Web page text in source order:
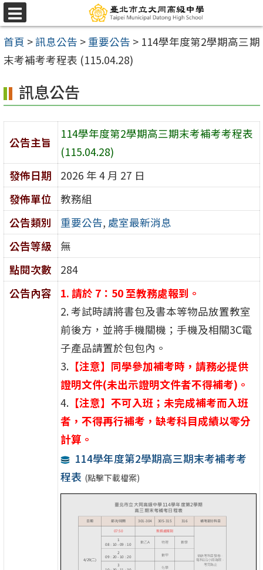
跳
至
主
要
容
區
選
單
首頁 >訊息公告 > 重要公告 > 114學年度第2學期高三期
末考補考考程表 (115.04.28)
訊息公告
公告主旨
114學年度第2學期高三期末考補考考程表
(115.04.28)
發佈日期
2026 年 4 月 27 日
發佈單位
教務組
公告類別
重要公告, 處室最新消息
公告等級
無
點閱次數
284
公告內容
1. 請於 7：50 至教務處報到。
2. 考試時請將書包及書本等物品放置教室
前後方，並將手機關機；手機及相關3C電
子產品請置於包包內。
3.【注意】同學參加補考時，請務必提供
證明文件(未出示證明文件者不得補考)。
4.【注意】不可入班；未完成補考而入班
者，不得再行補考，缺考科目成績以零分
計算。
114學年度第2學期高三期末考補考考
程表 (點擊下載檔案)